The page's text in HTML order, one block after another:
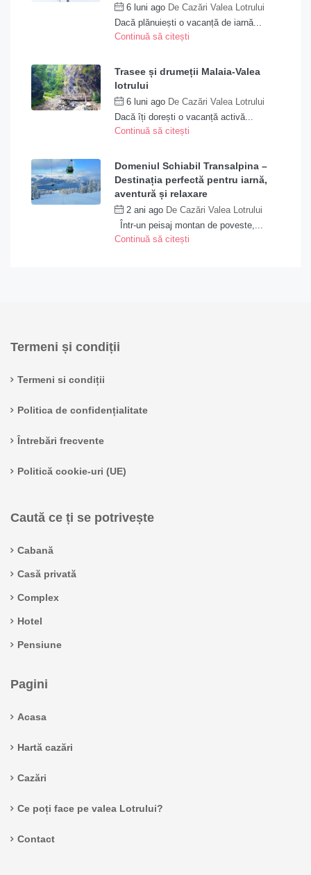
6 luni ago De Cazări Valea Lotrului
Dacă plănuiești o vacanță de iarnă...
Continuă să citești
Trasee și drumeții Malaia-Valea
lotrului
6 luni ago De Cazări Valea Lotrului
Dacă îți dorești o vacanță activă...
Continuă să citești
Domeniul Schiabil Transalpina –
Destinația perfectă pentru iarnă,
aventură și relaxare
2 ani ago De Cazări Valea Lotrului
Într-un peisaj montan de poveste,...
Continuă să citești
Termeni și condiții
Termeni si condiții
Politica de confidențialitate
Întrebări frecvente
Politică cookie-uri (UE)
Caută ce ți se potrivește
Cabană
Casă privată
Complex
Hotel
Pensiune
Pagini
Acasa
Hartă cazări
Cazări
Ce poți face pe valea Lotrului?
Contact